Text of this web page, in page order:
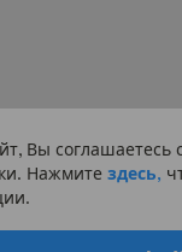
Вы соглашаетесь
Нажмите здесь,